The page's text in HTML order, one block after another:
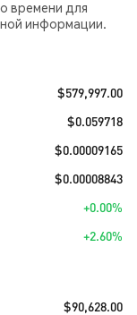
времени для
информации.
$579,997.00
$0.059718
$0.00009165
$0.00008843
+0.00%
+2.60%
$90,628.00